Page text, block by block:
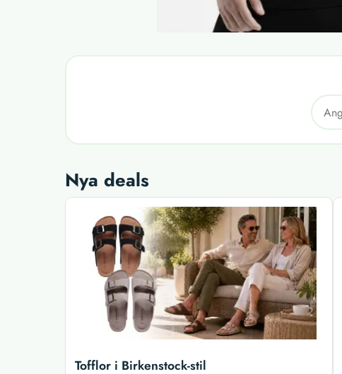
Nya deals
Tofflor i Birkenstock-stil